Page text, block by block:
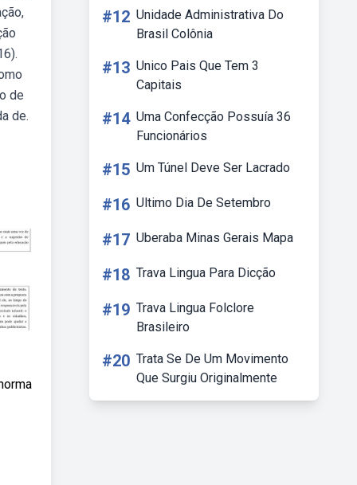
de
de.
#12 Unidade Administrativa Do
Brasil Colônia
#13 Unico Pais Que Tem 3
Capitais
#14 Uma Confecção Possuía 36
Funcionários
#15 Um Túnel Deve Ser Lacrado
#16 Ultimo Dia De Setembro
#17 Uberaba Minas Gerais Mapa
#18 Trava Lingua Para Dicção
#19 Trava Lingua Folclore
Brasileiro
#20 Trata Se De Um Movimento
Que Surgiu Originalmente